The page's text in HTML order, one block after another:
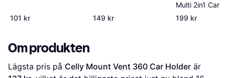
101 kr 149 kr
Multi 2in1 Car
Phone Holder
199 kr
Om produkten
Lägsta pris på Celly Mount Vent 360 Car Holder